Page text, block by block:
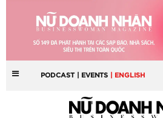
PODCAST | EVENTS | ENGLISH